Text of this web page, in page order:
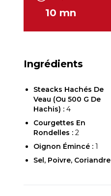
10 mn
Ingrédients
Steacks Hachés De
Veau (ou 500 G De
Hachis) : 4
Courgettes En
Rondelles : 2
Oignon Émincé : 1
Sel, Poivre, Coriandre